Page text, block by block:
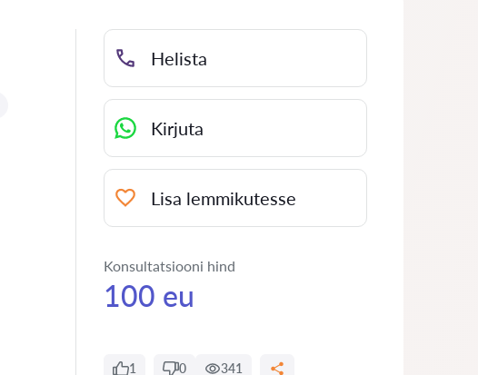
Helista
Kirjuta
Lisa lemmikutesse
Konsultatsiooni hind
100 eu
1 0 341